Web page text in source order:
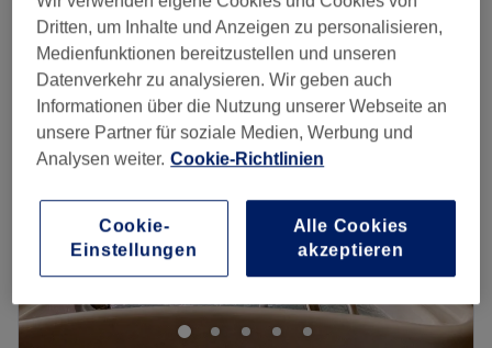
feuchtigkeitsspendende gesichtsbehandlung in der Nähe von
Eschborn, Hessen
Dritten, um Inhalte und Anzeigen zu personalisieren,
Medienfunktionen bereitzustellen und unseren
Datenverkehr zu analysieren. Wir geben auch
Informationen über die Nutzung unserer Webseite an
unsere Partner für soziale Medien, Werbung und
Analysen weiter. Cookie-Richtlinien
Cookie-
Einstellungen
Alle Cookies
akzeptieren